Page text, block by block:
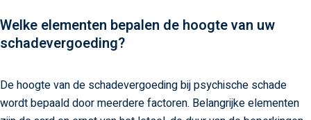
Welke elementen bepalen de hoogte van uw
schadevergoeding?
De hoogte van de schadevergoeding bij psychische schade
wordt bepaald door meerdere factoren. Belangrijke elementen